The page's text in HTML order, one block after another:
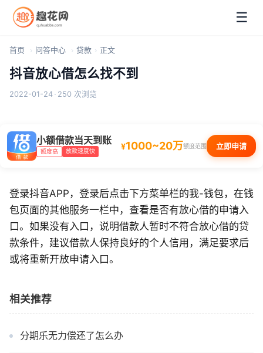
☰
首页 问答中心 贷款 正文
抖音放心借怎么找不到
2022-01-24 · 250 次浏览
小额借款当天到账
额度高 放款速度快 ¥1000~20万额度范围 立即申请
登录抖音APP，登录后点击下方菜单栏的我-钱包，在钱
包页面的其他服务一栏中，查看是否有放心借的申请入
口。如果没有入口，说明借款人暂时不符合放心借的贷
款条件，建议借款人保持良好的个人信用，满足要求后
或将重新开放申请入口。
相关推荐
分期乐无力偿还了怎么办